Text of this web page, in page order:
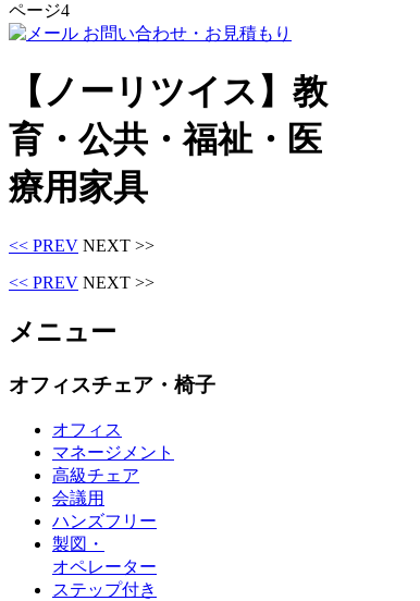
ページ4
【ノーリツイス】教
育・公共・福祉・医
療用家具
<< PREV NEXT >>
<< PREV NEXT >>
メニュー
オフィスチェア・椅子
オフィス
マネージメント
高級チェア
会議用
ハンズフリー
製図・
オペレーター
ステップ付き